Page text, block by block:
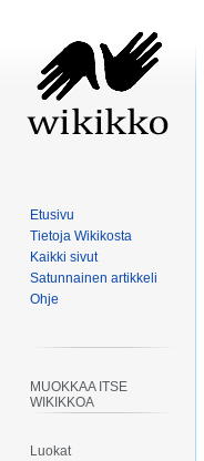
Etusivu
Tietoja Wikikosta
Kaikki sivut
Satunnainen artikkeli
Ohje
MUOKKAA ITSE
WIKIKKOA
Luokat